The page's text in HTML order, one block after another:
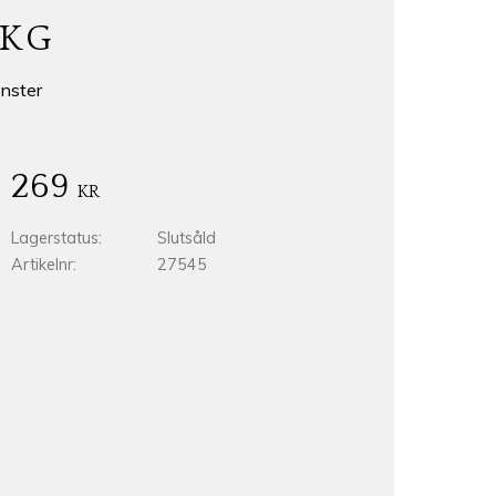
269 KR
Lagerstatus
Slutsåld
Artikelnr
27545